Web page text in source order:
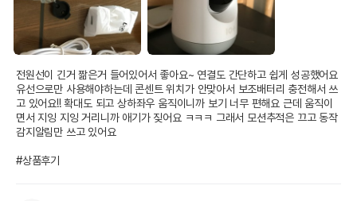
전원선이 긴거 짦은거 들어있어서 좋아요~ 연결도 간단하고 쉽게 성공했어요
유선으로만 사용해야하는데 콘센트 위치가 안맞아서 보조배터리 충전해서 쓰
고 있어요!! 확대도 되고 상하좌우 움직이니까 보기 너무 편해요 근데 움직이
면서 지잉 지잉 거리니까 애기가 짖어요 ㅋㅋㅋ 그래서 모션추적은 끄고 동작
감지알림만 쓰고 있어요
#상품후기